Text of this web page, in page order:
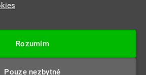
Rozumím
Pouze nezbytné